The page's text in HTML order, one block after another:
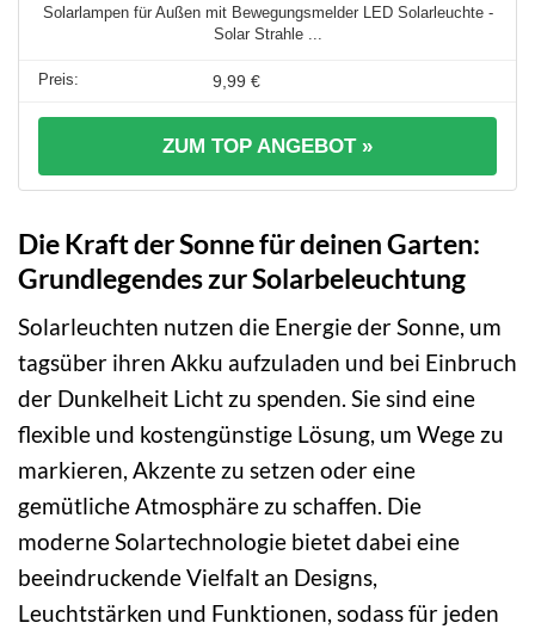
Solarlampen für Außen mit Bewegungsmelder LED Solarleuchte -
Solar Strahle ...
9,99 €
ZUM TOP ANGEBOT »
Die Kraft der Sonne für deinen Garten:
Grundlegendes zur Solarbeleuchtung
Solarleuchten nutzen die Energie der Sonne, um
tagsüber ihren Akku aufzuladen und bei Einbruch
der Dunkelheit Licht zu spenden. Sie sind eine
flexible und kostengünstige Lösung, um Wege zu
markieren, Akzente zu setzen oder eine
gemütliche Atmosphäre zu schaffen. Die
moderne Solartechnologie bietet dabei eine
beeindruckende Vielfalt an Designs,
Leuchtstärken und Funktionen, sodass für jeden